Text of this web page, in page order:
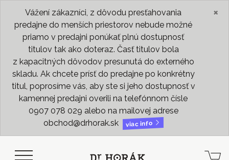
Vážení zákazníci, z dôvodu presťahovania
predajne do menších priestorov nebude možné
priamo v predajni ponúkať plnú dostupnosť
titulov tak ako doteraz. Časť titulov bola
z kapacitných dôvodov presunutá do externého
skladu. Ak chcete prísť do predajne po konkrétny
titul, poprosíme vás, aby ste si jeho dostupnosť v
kamennej predajni overili na telefónnom čísle
0907 078 029 alebo na mailovej adrese
obchod@drhorak.sk
viac info
×